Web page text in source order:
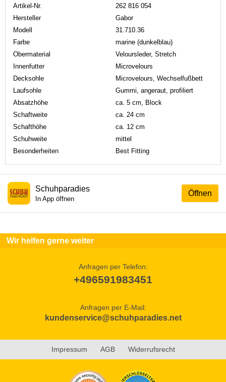
Artikel-Nr.
262 816 054
Hersteller
Gabor
Modell
31.710.36
Farbe
marine (dunkelblau)
Obermaterial
Veloursleder, Stretch
Innenfutter
Microvelours
Decksohle
Microvelours, Wechselfußbett
Laufsohle
Gummi, angeraut, profiliert
Absatzhöhe
ca. 5 cm, Block
Schaftweite
ca. 24 cm
Schafthöhe
ca. 12 cm
Schuhweite
mittel
Besonderheiten
Best Fitting
Öffnen
Schuhparadies
In App öffnen
Wir helfen gerne weiter
Anfragen per Telefon:
+496591983451
Anfragen per E-Mail:
kundenservice@schuhparadies.net
Impressum AGB Widerrufsrecht